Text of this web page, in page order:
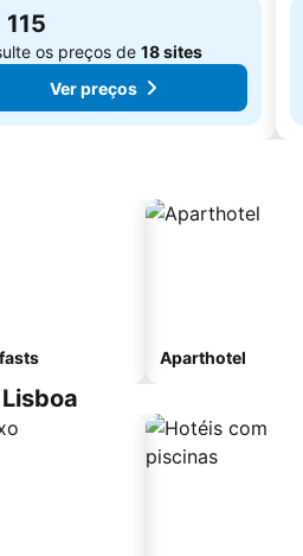
os preços de 18 sites
Ver preços
Aparthotel